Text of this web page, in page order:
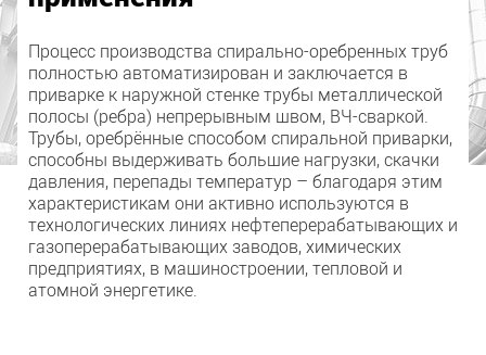
Процесс производства спирально-оребренных труб
полностью автоматизирован и заключается в
приварке к наружной стенке трубы металлической
полосы (ребра) непрерывным швом, ВЧ-сваркой.
Трубы, оребрённые способом спиральной приварки,
способны выдерживать большие нагрузки, скачки
давления, перепады температур – благодаря этим
характеристикам они активно используются в
технологических линиях нефтеперерабатывающих и
газоперерабатывающих заводов, химических
предприятиях, в машиностроении, тепловой и
атомной энергетике.